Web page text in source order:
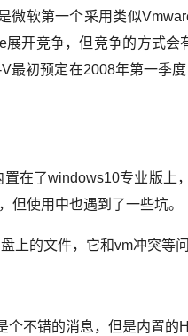
软第一个采用类似
展开竞争，但竞争的方
最初预定在2008年第一季
在了windows10专业版
但使用中也遇到了一些坑。
上的文件，它和vm冲突等
个不错的消息，但是内置